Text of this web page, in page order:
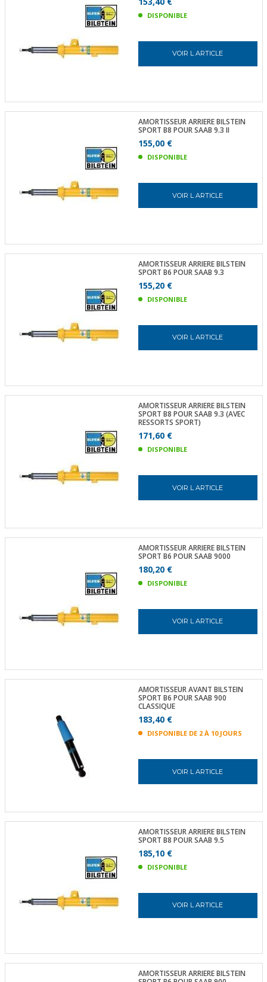
DISPONIBLE
VOIR L ARTICLE
AMORTISSEUR ARRIERE BILSTEIN
SPORT B8 POUR SAAB 9.3 II
155,00 €
DISPONIBLE
VOIR L ARTICLE
AMORTISSEUR ARRIERE BILSTEIN
SPORT B6 POUR SAAB 9.3
155,20 €
DISPONIBLE
VOIR L ARTICLE
AMORTISSEUR ARRIERE BILSTEIN
SPORT B8 POUR SAAB 9.3 (AVEC
RESSORTS SPORT)
171,60 €
DISPONIBLE
VOIR L ARTICLE
AMORTISSEUR ARRIERE BILSTEIN
SPORT B6 POUR SAAB 9000
180,20 €
DISPONIBLE
VOIR L ARTICLE
AMORTISSEUR AVANT BILSTEIN
SPORT B6 POUR SAAB 900
CLASSIQUE
183,40 €
DISPONIBLE DE 2 À 10 JOURS
VOIR L ARTICLE
AMORTISSEUR ARRIERE BILSTEIN
SPORT B8 POUR SAAB 9.5
185,10 €
DISPONIBLE
VOIR L ARTICLE
AMORTISSEUR ARRIERE BILSTEIN